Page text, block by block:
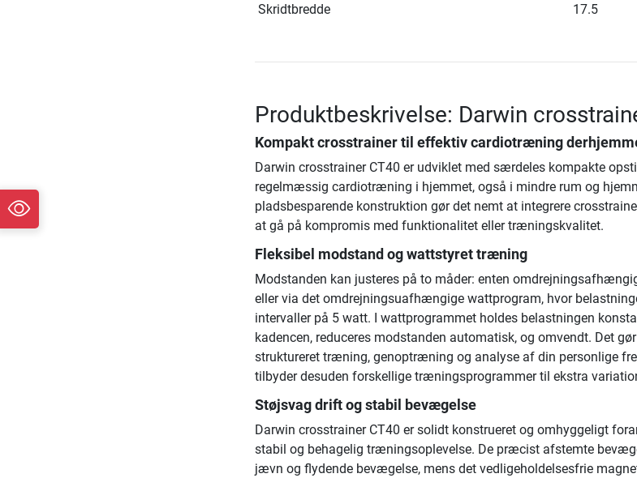
Skridtbredde
17.5
Produktbeskrivelse: Darwin
Kompakt crosstrainer til effektiv cardiotræning
Darwin crosstrainer CT40 er udviklet med særdeles kompakte
regelmæssig cardiotræning i hjemmet, også i mindre rum og
pladsbesparende konstruktion gør det nemt at integrere
at gå på kompromis med funktionalitet eller træningskvalitet.
Fleksibel modstand og wattstyret træning
Modstanden kan justeres på to måder: enten
eller via det omdrejningsuafhængige wattprogram, hvor
intervaller på 5 watt. I wattprogrammet holdes belastningen
kadencen, reduceres modstanden automatisk, og omvendt. Det
struktureret træning, genoptræning og analyse af din personlige
tilbyder desuden forskellige træningsprogrammer til ekstra
Støjsvag drift og stabil bevægelse
Darwin crosstrainer CT40 er solidt konstrueret og omhyggeligt
stabil og behagelig træningsoplevelse. De præcist afstemte
jævn og flydende bevægelse, mens det vedligeholdelsesfrie